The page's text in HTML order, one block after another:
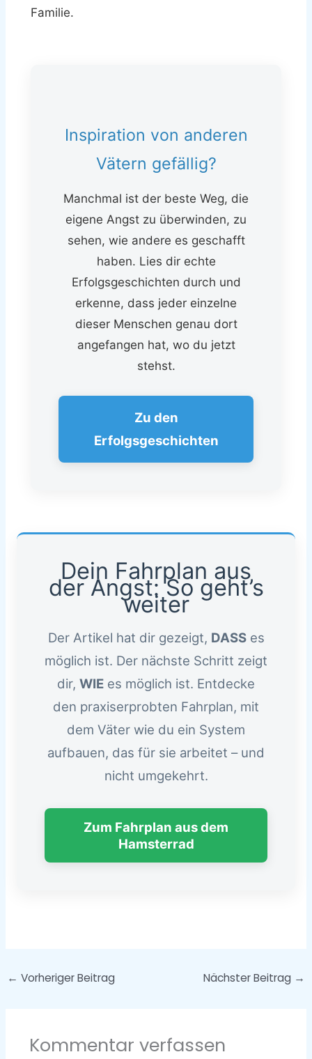
Familie.
Inspiration von anderen
Vätern gefällig?
Manchmal ist der beste Weg, die
eigene Angst zu überwinden, zu
sehen, wie andere es geschafft
haben. Lies dir echte
Erfolgsgeschichten durch und
erkenne, dass jeder einzelne
dieser Menschen genau dort
angefangen hat, wo du jetzt
stehst.
Zu den
Erfolgsgeschichten
Dein Fahrplan aus
der Angst: So geht’s
weiter
Der Artikel hat dir gezeigt, DASSes
möglich ist. Der nächste Schritt zeigt
dir, WIE es möglich ist. Entdecke
den praxiserprobten Fahrplan, mit
dem Väter wie du ein System
aufbauen, das für sie arbeitet – und
nicht umgekehrt.
Zum Fahrplan aus dem
Hamsterrad
← Vorheriger Beitrag Nächster Beitrag →
Kommentar verfassen